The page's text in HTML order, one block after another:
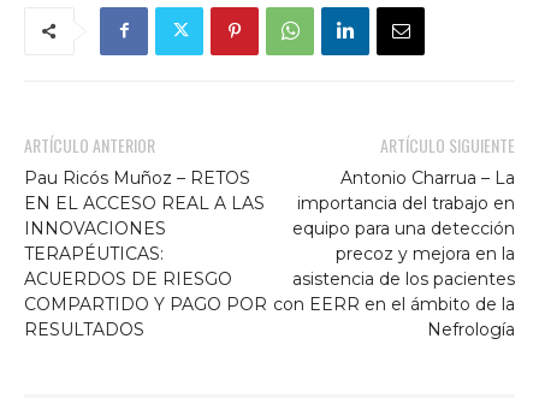
ARTÍCULO ANTERIOR
Pau Ricós Muñoz – RETOS
EN EL ACCESO REAL A LAS
INNOVACIONES
TERAPÉUTICAS:
ACUERDOS DE RIESGO
COMPARTIDO Y PAGO POR
RESULTADOS
ARTÍCULO SIGUIENTE
Antonio Charrua – La
importancia del trabajo en
equipo para una detección
precoz y mejora en la
asistencia de los pacientes
con EERR en el ámbito de la
Nefrología